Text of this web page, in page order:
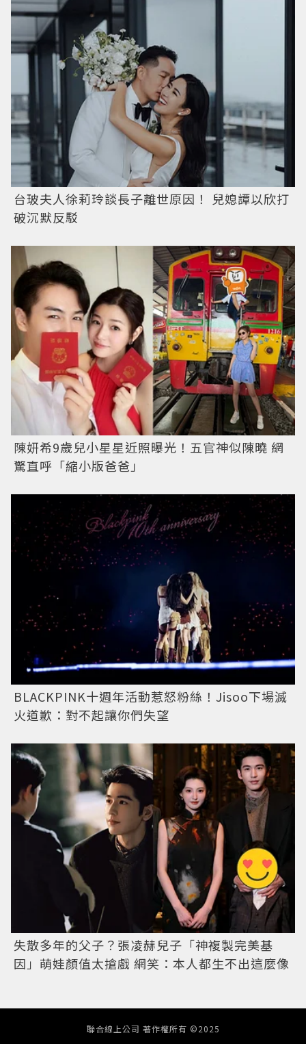
台玻夫人徐莉玲談長子離世原因！ 兒媳譚以欣打
破沉默反駁
陳妍希9歲兒小星星近照曝光！五官神似陳曉 網
驚直呼「縮小版爸爸」
BLACKPINK十週年活動惹怒粉絲！Jisoo下場滅
火道歉：對不起讓你們失望
失散多年的父子？張凌赫兒子「神複製完美基
因」萌娃顏值太搶戲 網笑：本人都生不出這麼像
聯合線上公司 著作權所有 ©2025